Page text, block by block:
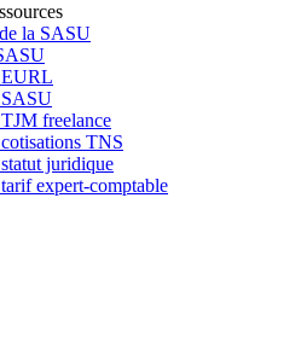
la SASU
EURL
SASU
freelance
TNS
juridique
expert-comptable